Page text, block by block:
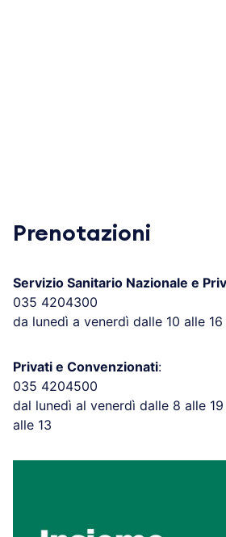
Prenotazioni
Servizio Sanitario Nazionale e
035 4204300
da lunedì a venerdì dalle 10 alle 16
Privati e Convenzionati:
035 4204500
dal lunedì al venerdì dalle 8 alle
alle 13